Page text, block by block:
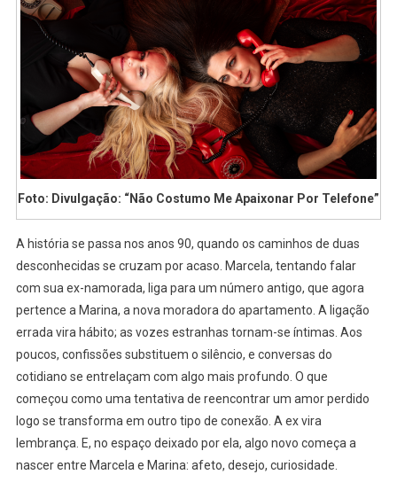
Foto: Divulgação: “Não Costumo Me Apaixonar Por Telefone”
A história se passa nos anos 90, quando os caminhos de duas
desconhecidas se cruzam por acaso. Marcela, tentando falar
com sua ex-namorada, liga para um número antigo, que agora
pertence a Marina, a nova moradora do apartamento. A ligação
errada vira hábito; as vozes estranhas tornam-se íntimas. Aos
poucos, confissões substituem o silêncio, e conversas do
cotidiano se entrelaçam com algo mais profundo. O que
começou como uma tentativa de reencontrar um amor perdido
logo se transforma em outro tipo de conexão. A ex vira
lembrança. E, no espaço deixado por ela, algo novo começa a
nascer entre Marcela e Marina: afeto, desejo, curiosidade.